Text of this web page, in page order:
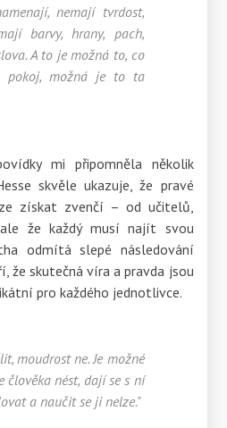
nemají tvrdost,
barvy, hrany, pach,
A to je možná to, co
možná je to ta
mi připomněla několik
skvěle ukazuje, že pravé
získat zvenčí – od učitelů,
že každý musí najít svou
odmítá slepé následování
že skutečná víra a pravda jsou
pro každého jednotlivce.
moudrost ne. Je možné
člověka nést, dají se s ní
a naučit se ji nelze."